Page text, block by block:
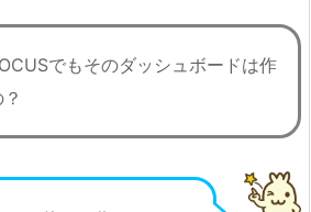
でもそのダッシュボードは作